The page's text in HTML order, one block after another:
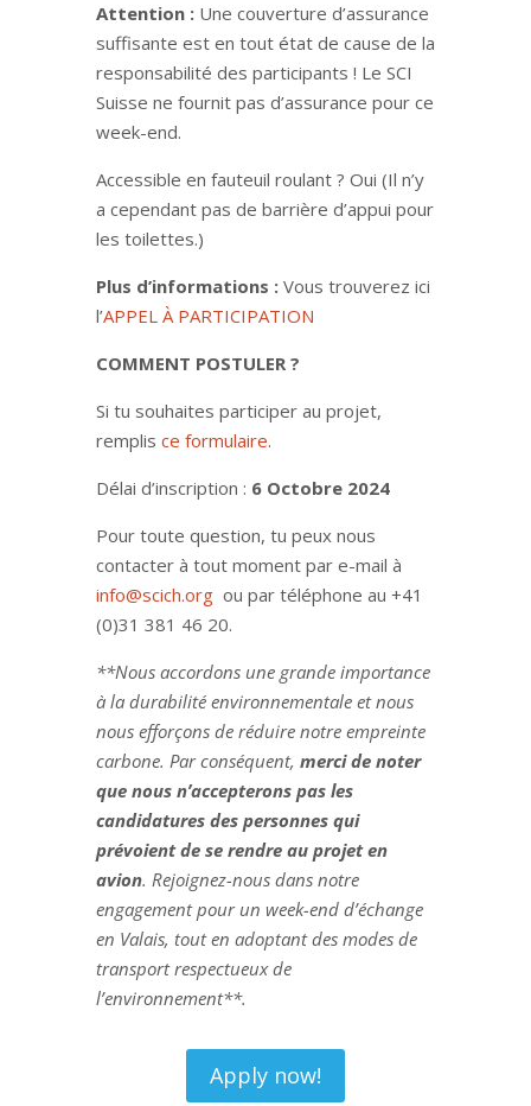
Attention : Une couverture d’assurance
suffisante est en tout état de cause de la
responsabilité des participants ! Le SCI
Suisse ne fournit pas d’assurance pour ce
week-end.
Accessible en fauteuil roulant ? Oui (Il n’y
a cependant pas de barrière d’appui pour
les toilettes.)
Plus d’informations : Vous trouverez ici
l’APPEL À PARTICIPATION
COMMENT POSTULER ?
Si tu souhaites participer au projet,
remplis ce formulaire.
Délai d’inscription : 6 Octobre 2024
Pour toute question, tu peux nous
contacter à tout moment par e-mail à
info@scich.orgou par téléphone au +41
(0)31 381 46 20.
**Nous accordons une grande importance
à la durabilité environnementale et nous
nous efforçons de réduire notre empreinte
carbone. Par conséquent, merci de noter
que nous n’accepterons pas les
candidatures des personnes qui
prévoient de se rendre au projet en
avion. Rejoignez-nous dans notre
engagement pour un week-end d’échange
en Valais, tout en adoptant des modes de
transport respectueux de
l’environnement**.
Apply now!